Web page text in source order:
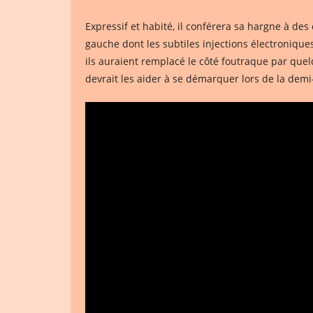
Expressif et habité, il conférera sa hargne à
gauche dont les subtiles injections
ils auraient remplacé le côté foutraque par
devrait les aider à se démarquer lors de la